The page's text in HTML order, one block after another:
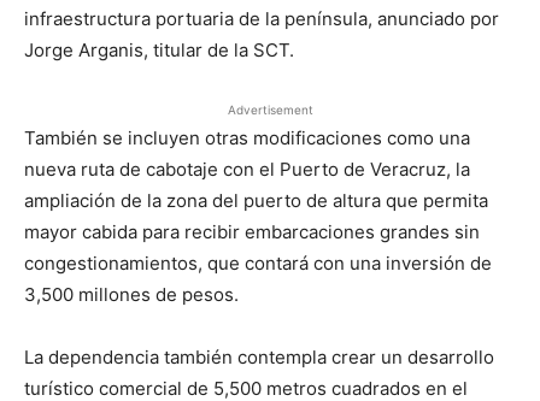
infraestructura portuaria de la península, anunciado por
Jorge Arganis, titular de la SCT.
Advertisement
También se incluyen otras modificaciones como una
nueva ruta de cabotaje con el Puerto de Veracruz, la
ampliación de la zona del puerto de altura que permita
mayor cabida para recibir embarcaciones grandes sin
congestionamientos, que contará con una inversión de
3,500 millones de pesos.
La dependencia también contempla crear un desarrollo
turístico comercial de 5,500 metros cuadrados en el